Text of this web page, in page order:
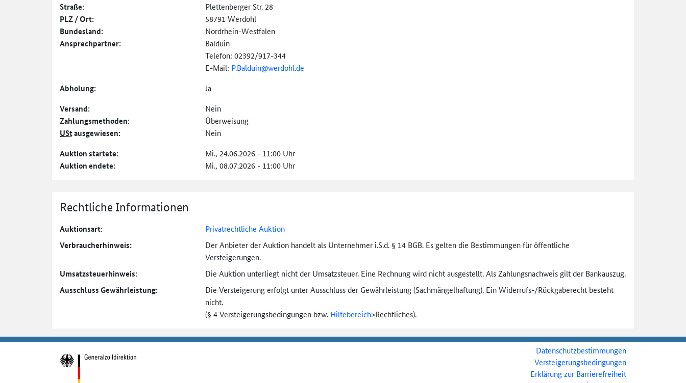
Straße: Plettenberger Str. 28
PLZ / Ort: 58791 Werdohl
Bundesland: Nordrhein-Westfalen
Ansprechpartner:
Balduin
Telefon: 02392/917-344
E-Mail: P.Balduin@werdohl.de
Abholung: Ja
Versand: Nein
Zahlungs­methoden: Überweisung
UStausgewiesen: Nein
Auktion startete: Mi., 24.06.2026 - 11:00 Uhr
Auktion endete: Mi., 08.07.2026 - 11:00 Uhr
Rechtliche Informationen
Auktionsart: Privatrechtliche Auktion
Verbraucher­hinweis:
Der Anbieter der Auktion handelt als Unternehmer i.S.d. § 14 BGB. Es gelten die Bestimmungen für öffentliche
Versteigerungen.
Umsatzsteuer­hinweis: Die Auktion unterliegt nicht der Umsatzsteuer. Eine Rechnung wird nicht ausgestellt. Als Zahlungsnachweis gilt der Bankauszug.
Ausschluss Gewährleistung: Die Versteigerung erfolgt unter Ausschluss der Gewährleistung (Sachmängel­haftung). Ein Widerrufs-/Rückgaberecht besteht
nicht.
(§ 4 Versteigerungs­bedingungen bzw. Hilfebereich>Rechtliches).
Datenschutzbestimmungen
Versteigerungsbedingungen
Erklärung zur Barrierefreiheit